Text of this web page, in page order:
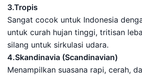
3.Tropis
Sangat cocok untuk Indonesia
untuk curah hujan tinggi, tritisan
silang untuk sirkulasi udara.
4.Skandinavia (Scandinavian)
Menampilkan suasana rapi, cerah,